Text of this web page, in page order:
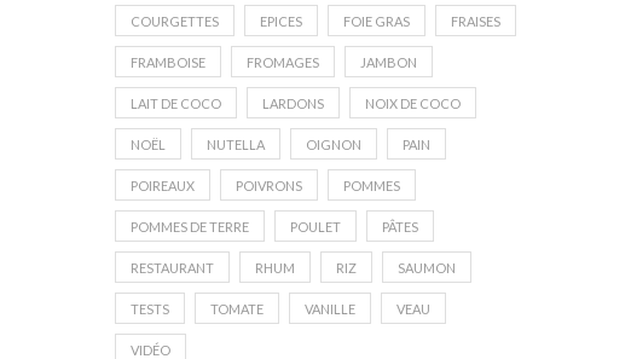
COURGETTES EPICES FOIE GRAS FRAISES
FRAMBOISE FROMAGES JAMBON
LAIT DE COCO LARDONS NOIX DE COCO
NOËL NUTELLA OIGNON PAIN
POIREAUX POIVRONS POMMES
POMMES DE TERRE POULET PÂTES
RESTAURANT RHUM RIZ SAUMON
TESTS TOMATE VANILLE VEAU
VIDÉO